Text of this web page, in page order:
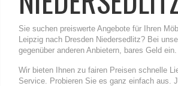
Sie suchen preiswerte Angebote für Ihren
Leipzig nach Dresden Niedersedlitz? Bei
gegenüber anderen Anbietern, bares Geld ein.
Wir bieten Ihnen zu fairen Preisen schnelle
Service. Probieren Sie es ganz einfach aus.